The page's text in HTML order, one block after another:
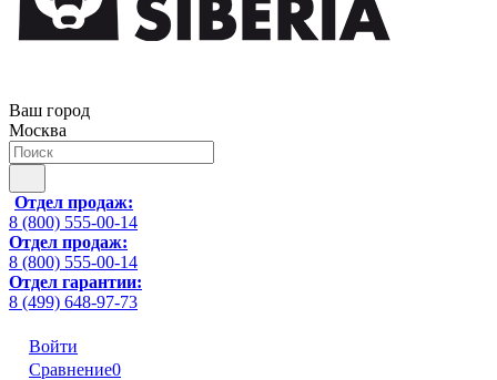
Ваш город
Москва
Отдел продаж:
8 (800) 555-00-14
Отдел продаж:
8 (800) 555-00-14
Отдел гарантии:
8 (499) 648-97-73
Войти
Сравнение0